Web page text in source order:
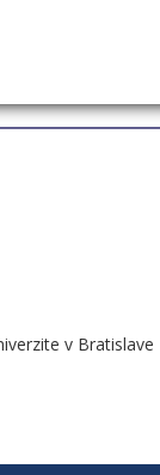
v Bratislave